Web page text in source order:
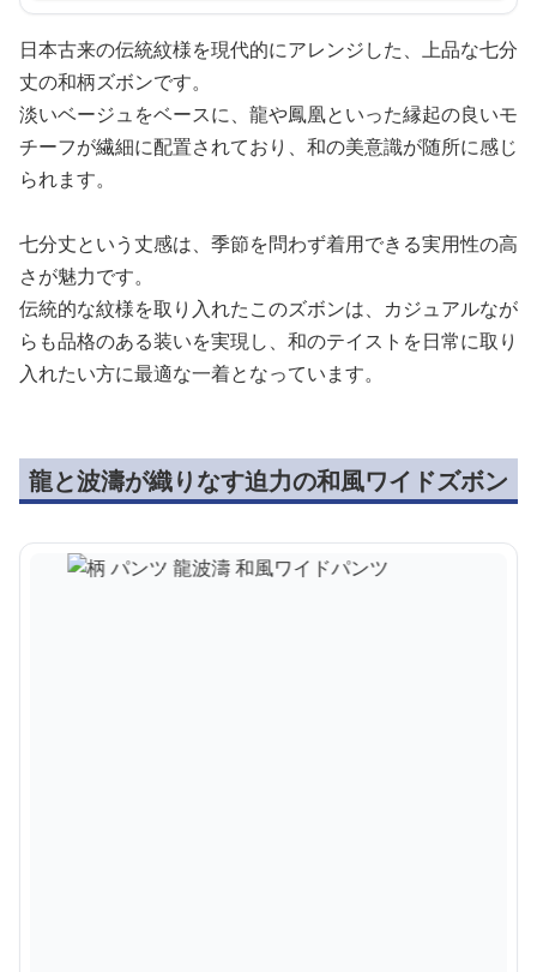
日本古来の伝統紋様を現代的にアレンジした、上品な七分
丈の和柄ズボンです。
淡いベージュをベースに、龍や鳳凰といった縁起の良いモ
チーフが繊細に配置されており、和の美意識が随所に感じ
られます。
七分丈という丈感は、季節を問わず着用できる実用性の高
さが魅力です。
伝統的な紋様を取り入れたこのズボンは、カジュアルなが
らも品格のある装いを実現し、和のテイストを日常に取り
入れたい方に最適な一着となっています。
龍と波濤が織りなす迫力の和風ワイドズボン